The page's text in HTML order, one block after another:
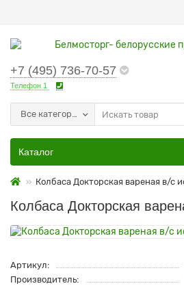
+7 (495) 736-70-57
Телефон 1
Все категории
Каталог
Колбаса Докторская вареная в/с
Колбаса Докторская
Артикул:
Производитель: